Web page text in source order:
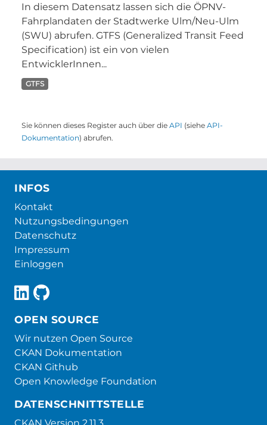
In diesem Datensatz lassen sich die ÖPNV-
Fahrplandaten der Stadtwerke Ulm/Neu-Ulm
(SWU) abrufen. GTFS (Generalized Transit Feed
Specification) ist ein von vielen
EntwicklerInnen...
GTFS
Sie können dieses Register auch über die API (siehe API-
Dokumentation) abrufen.
INFOS
Kontakt
Nutzungsbedingungen
Datenschutz
Impressum
Einloggen
OPEN SOURCE
Wir nutzen Open Source
CKAN Dokumentation
CKAN Github
Open Knowledge Foundation
DATENSCHNITTSTELLE